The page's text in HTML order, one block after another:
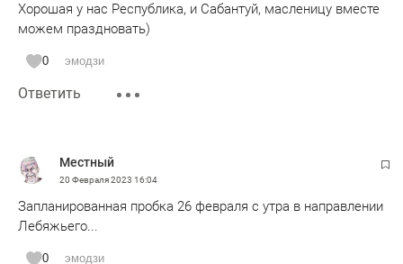
Хорошая у нас Республика, и Сабантуй, масленицу вместе
можем праздновать)
0 эмодзи
Ответить
Местный
20 Февраля 2023 16:04
Запланированная пробка 26 февраля с утра в направлении
Лебяжьего...
0 эмодзи